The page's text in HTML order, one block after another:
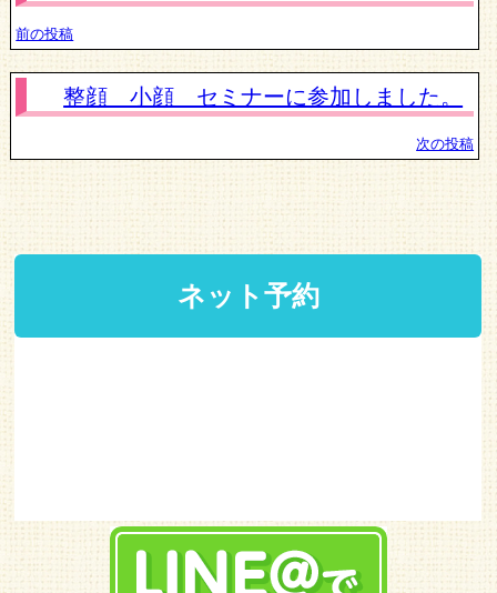
前の投稿
整顔 小顔 セミナーに参加しました。
次の投稿